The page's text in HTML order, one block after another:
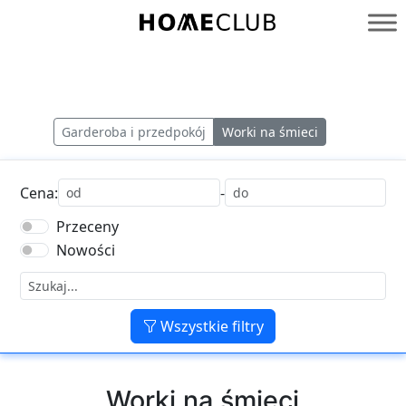
Homeclub
Garderoba i przedpokój Worki na śmieci
Cena:
-
Przeceny
Nowości
Wszystkie filtry